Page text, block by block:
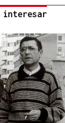
interesar